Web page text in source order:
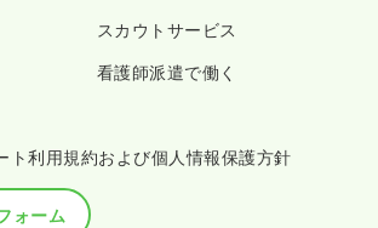
スカウトサービス
看護師派遣で働く
ト利用規約および個人情報保護方針
ォーム